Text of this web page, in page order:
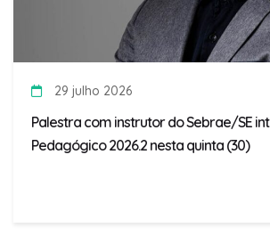
29 julho 2026
Palestra com instrutor do Sebrae/SE
Pedagógico 2026.2 nesta quinta (30)